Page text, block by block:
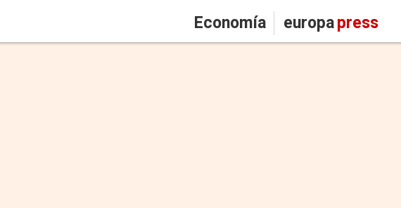
Economía europapress